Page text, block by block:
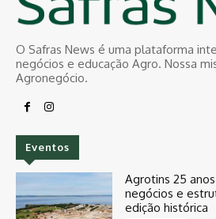
O Safras News é uma plataforma
negócios e educação Agro. Nossa
Agronegócio.
Eventos
Agrotins 25
negócios e
edição histórica